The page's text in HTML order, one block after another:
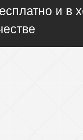
и в